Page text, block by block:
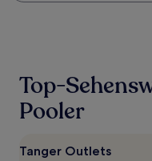
24 Stunden
einen
Aufenthalt
1 Übernachtung
Top-
Pooler
Tanger Outlets